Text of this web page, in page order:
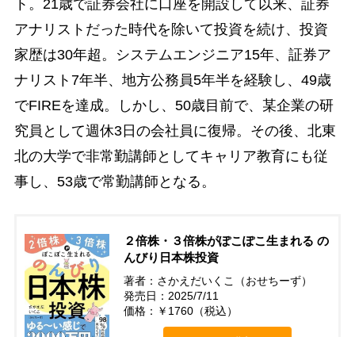
ト。21歳で証券会社に口座を開設して以来、証券
アナリストだった時代を除いて投資を続け、投資
家歴は30年超。システムエンジニア15年、証券ア
ナリスト7年半、地方公務員5年半を経験し、49歳
でFIREを達成。しかし、50歳目前で、某企業の研
究員として週休3日の会社員に復帰。その後、北東
北の大学で非常勤講師としてキャリア教育にも従
事し、53歳で常勤講師となる。
２倍株・３倍株がぽこぽこ生まれる の
んびり日本株投資
著者：さかえだいくこ（おせちーず）
発売日：2025/7/11
価格：￥1760（税込）